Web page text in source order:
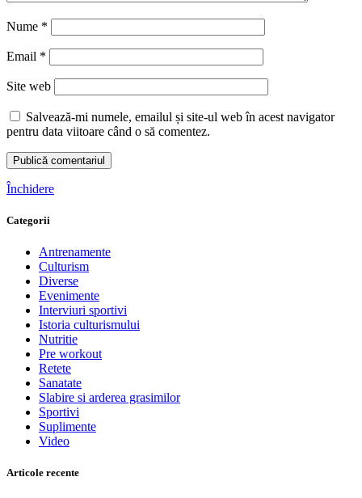
Nume *
Email *
Site web
Salvează-mi numele, emailul și site-ul web în acest navigator
pentru data viitoare când o să comentez.
Închidere
Categorii
Antrenamente
Culturism
Diverse
Evenimente
Interviuri sportivi
Istoria culturismului
Nutritie
Pre workout
Retete
Sanatate
Slabire si arderea grasimilor
Sportivi
Suplimente
Video
Articole recente